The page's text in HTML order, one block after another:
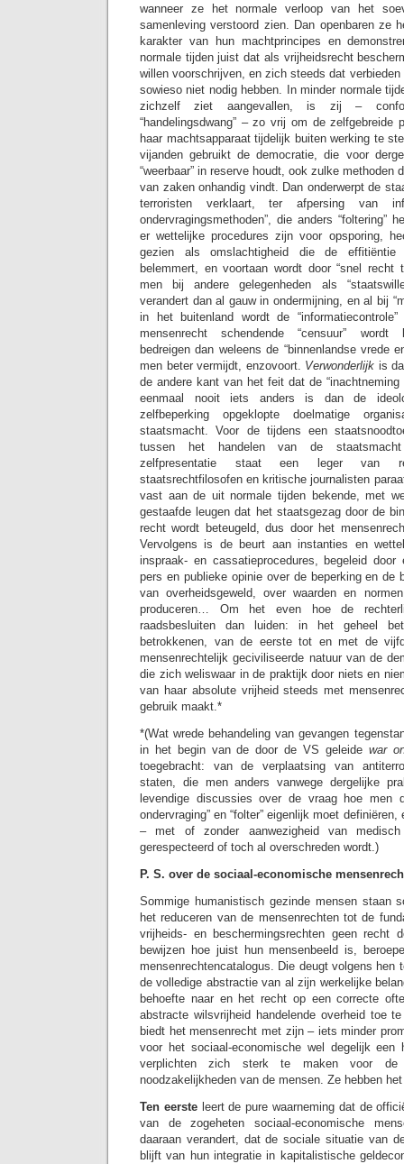
wanneer ze het normale verloop van het
samenleving verstoord zien. Dan openbaren ze
karakter van hun machtprincipes en
normale tijden juist dat als vrijheidsrecht
willen voorschrijven, en zich steeds dat
sowieso niet nodig hebben. In minder normale
zichzelf ziet aangevallen, is zij –
“handelingsdwang” – zo vrij om de zelfgebreide
haar machtsapparaat tijdelijk buiten werking te
vijanden gebruikt de democratie, die voor
“weerbaar” in reserve houdt, ook zulke methoden
van zaken onhandig vindt. Dan onderwerpt de
terroristen verklaart, ter afpersing van
ondervragingsmethoden”, die anders “foltering”
er wettelijke procedures zijn voor opsporing,
gezien als omslachtigheid die de effitiëntie
belemmert, en voortaan wordt door “snel recht
men bij andere gelegenheden als
verandert dan al gauw in ondermijning, en al bij
in het buitenland wordt de
mensenrecht schendende “censuur” wordt
bedreigen dan weleens de “binnenlandse vrede
men beter vermijdt, enzovoort. Verwonderlijk is
de andere kant van het feit dat de “inachtneming
eenmaal nooit iets anders is dan de
zelfbeperking opgeklopte doelmatige
staatsmacht. Voor de tijdens een
tussen het handelen van de
zelfpresentatie staat een leger van
staatsrechtfilosofen en kritische journalisten
vast aan de uit normale tijden bekende, met
gestaafde leugen dat het staatsgezag door de
recht wordt beteugeld, dus door het
Vervolgens is de beurt aan instanties en
inspraak- en cassatieprocedures, begeleid
pers en publieke opinie over de beperking en de
van overheidsgeweld, over waarden en
produceren… Om het even hoe de
raadsbesluiten dan luiden: in het geheel
betrokkenen, van de eerste tot en met de
mensenrechtelijk geciviliseerde natuur van de
die zich weliswaar in de praktijk door niets en
van haar absolute vrijheid steeds met
gebruik maakt.*
*(Wat wrede behandeling van gevangen
in het begin van de door de VS geleide war
toegebracht: van de verplaatsing van
staten, die men anders vanwege dergelijke
levendige discussies over de vraag hoe men
ondervraging” en “folter” eigenlijk moet
–met of zonder aanwezigheid van
gerespecteerd of toch al overschreden wordt.)
P. S. over de sociaal-economische
Sommige humanistisch gezinde mensen staan
het reduceren van de mensenrechten tot de
vrijheids- en beschermingsrechten geen recht
bewijzen hoe juist hun mensenbeeld is,
mensenrechtencatalogus. Die deugt volgens hen
de volledige abstractie van al zijn werkelijke
behoefte naar en het recht op een correcte
abstracte wilsvrijheid handelende overheid toe
biedt het mensenrecht met zijn – iets minder
voor het sociaal-economische wel degelijk een
verplichten zich sterk te maken voor de
noodzakelijkheden van de mensen. Ze hebben
Ten eersteleert de pure waarneming dat de
van de zogeheten sociaal-economische
daaraan verandert, dat de sociale situatie van
blijft van hun integratie in kapitalistische